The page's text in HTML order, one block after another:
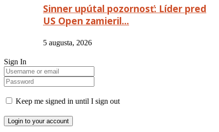
Sinner upútal pozornosť: Líder pred
US Open zamieril…
5 augusta, 2026
Sign In
Keep me signed in until I sign out